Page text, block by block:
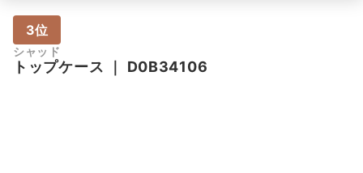
3位
シャッド
トップケース ｜ D0B34106